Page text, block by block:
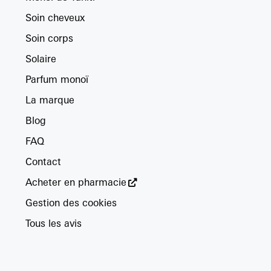
Soin cheveux
Soin corps
Solaire
Parfum monoï
La marque
Blog
FAQ
Contact
Acheter en pharmacie
Gestion des cookies
Tous les avis